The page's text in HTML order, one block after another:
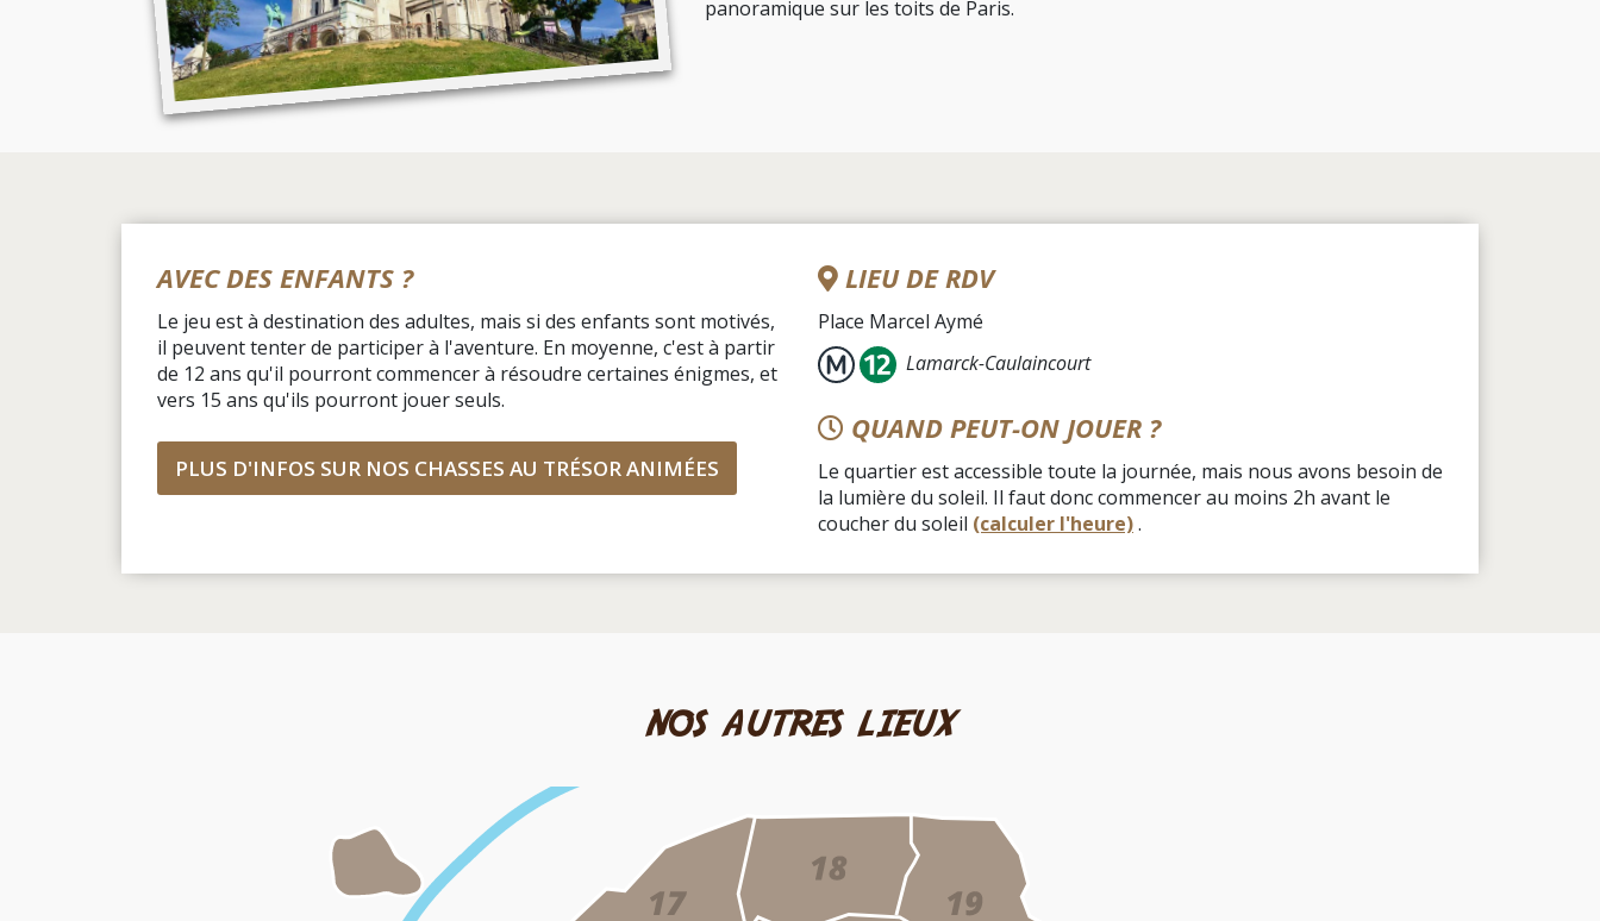
panoramique sur les toits de Paris.
AVEC DES ENFANTS ?
Le jeu est à destination des adultes, mais si des enfants sont motivés,
il peuvent tenter de participer à l'aventure. En moyenne, c'est à partir
de 12 ans qu'il pourront commencer à résoudre certaines énigmes, et
vers 15 ans qu'ils pourront jouer seuls.
PLUS D'INFOS SUR NOS CHASSES AU TRÉSOR ANIMÉES
LIEU DE RDV
Place Marcel Aymé
Lamarck-Caulaincourt
QUAND PEUT-ON JOUER ?
Le quartier est accessible toute la journée, mais nous avons besoin de
la lumière du soleil. Il faut donc commencer au moins 2h avant le
coucher du soleil (calculer l'heure).
nos autres lieux